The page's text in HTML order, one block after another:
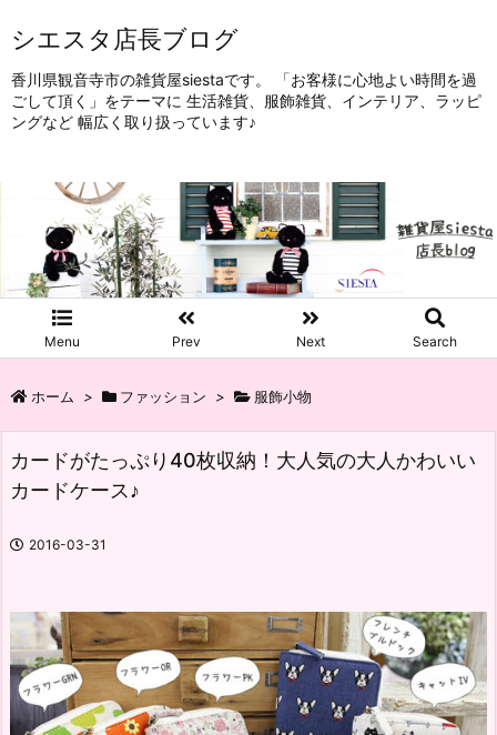
シエスタ店長ブログ
香川県観音寺市の雑貨屋siestaです。 「お客様に心地よい時間を過
ごして頂く」をテーマに 生活雑貨、服飾雑貨、インテリア、ラッピ
ングなど 幅広く取り扱っています♪
Menu Prev Next Search
ホーム > ファッション > 服飾小物
カードがたっぷり40枚収納！大人気の大人かわいい
カードケース♪
2016-03-31